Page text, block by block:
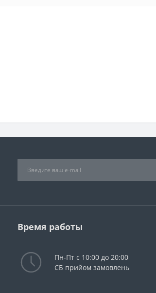
Время работы
Пн-Пт с 10:00 до 20:00
СБ прийом замовлень